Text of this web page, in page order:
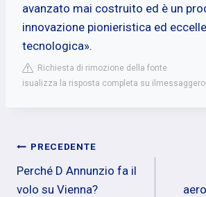
avanzato mai costruito ed è un
innovazione pionieristica ed
tecnologica».
Richiesta di rimozione della fonte
isualizza la risposta completa su
Navigazione
articoli
PRECEDENTE
Perché D Annunzio fa il
volo su Vienna?